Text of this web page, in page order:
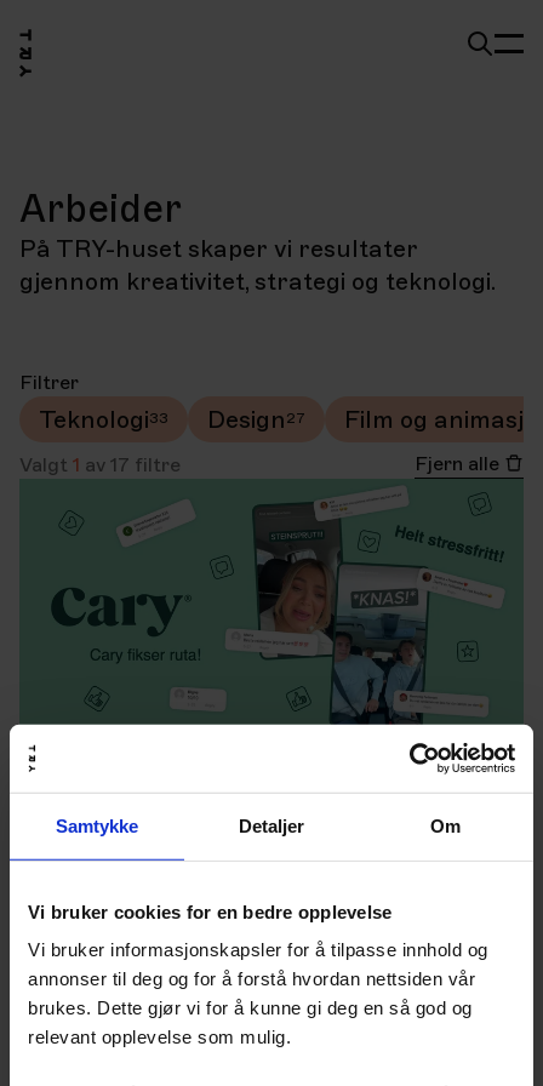
Samtykke Detaljer Om
Vi bruker cookies for en bedre opplevelse
Vi bruker informasjonskapsler for å tilpasse innhold og
annonser til deg og for å forstå hvordan nettsiden vår
brukes. Dette gjør vi for å kunne gi deg en så god og
relevant opplevelse som mulig.
Arbeider
På TRY-huset skaper vi resultater
gjennom kreativitet, strategi og teknologi.
Filtrer
Teknologi Design Film og
Valgt 1 av 17 filtre Fjern alle
Cary Bilglass
Les mer